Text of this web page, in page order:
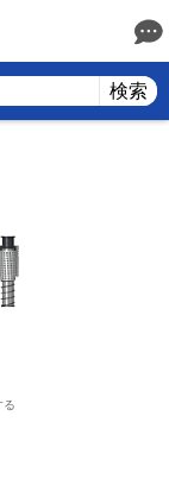
検索
る